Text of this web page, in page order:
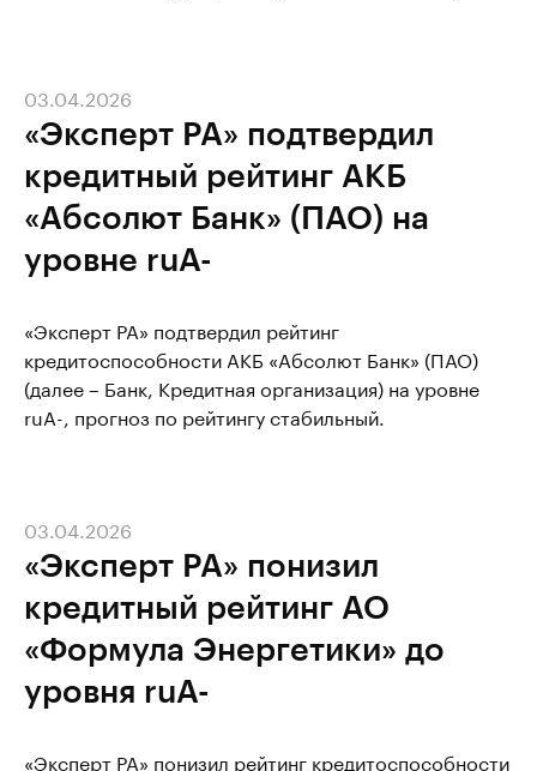
«Эксперт РА» подтвердил
кредитный рейтинг АКБ
«Абсолют Банк» (ПАО) на
уровне ruA-
03.04.2026
«Эксперт РА» подтвердил рейтинг
кредитоспособности АКБ «Абсолют Банк» (ПАО)
(далее – Банк, Кредитная организация) на уровне
ruA-, прогноз по рейтингу стабильный.
«Эксперт РА» понизил
кредитный рейтинг АО
«Формула Энергетики» до
уровня ruA-
03.04.2026
«Эксперт РА» понизил рейтинг кредитоспособности